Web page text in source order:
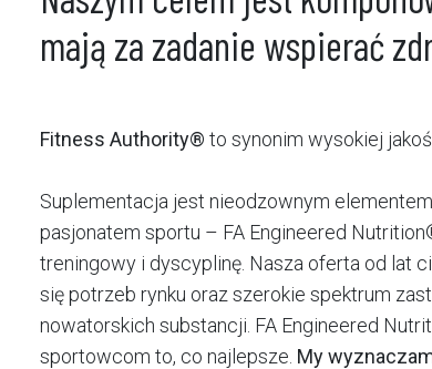
mają za zadanie wspierać
Fitness Authority® to synonim wysokiej
Suplementacja jest nieodzownym
pasjonatem sportu – FA Engineered
treningowy i dyscyplinę. Nasza oferta od lat
się potrzeb rynku oraz szerokie spektrum
nowatorskich substancji. FA Engineered
sportowcom to, co najlepsze. My